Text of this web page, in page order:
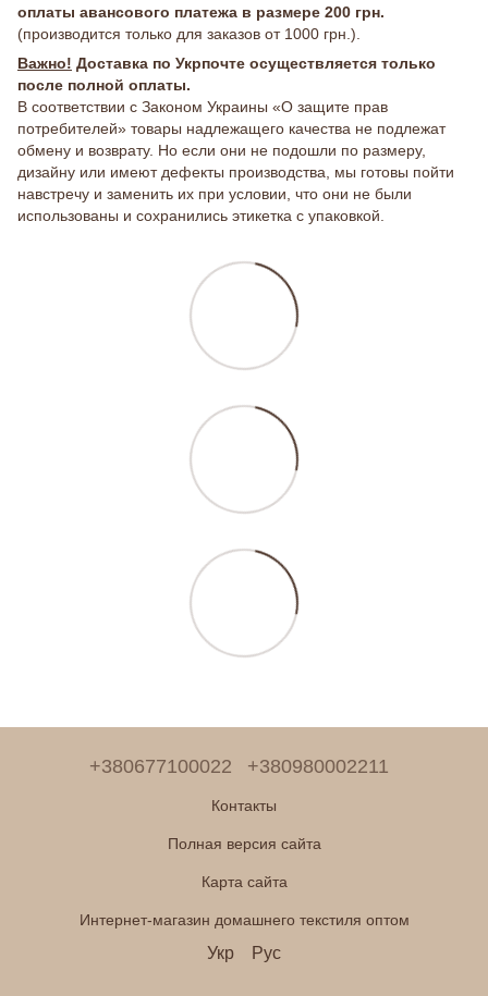
оплаты авансового платежа в размере 200 грн.
(производится только для заказов от 1000 грн.).
Важно! Доставка по Укрпочте осуществляется только
после полной оплаты.
В соответствии с Законом Украины «О защите прав
потребителей» товары надлежащего качества не подлежат
обмену и возврату. Но если они не подошли по размеру,
дизайну или имеют дефекты производства, мы готовы пойти
навстречу и заменить их при условии, что они не были
использованы и сохранились этикетка с упаковкой.
+380677100022 +380980002211
Контакты
Полная версия сайта
Карта сайта
Интернет-магазин домашнего текстиля оптом
Укр Рус